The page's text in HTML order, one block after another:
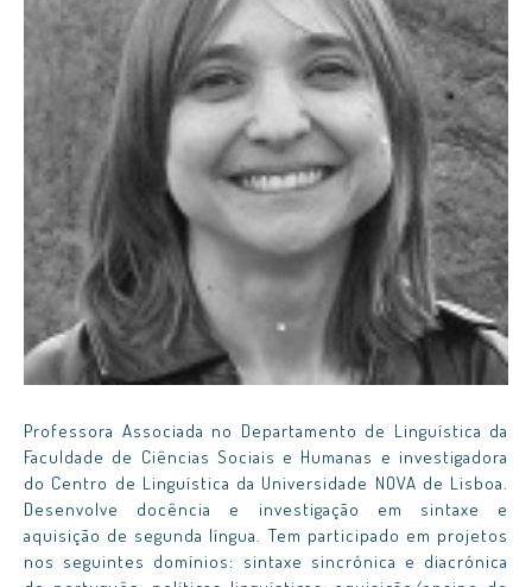
Professora Associada no Departamento de Linguística da
Faculdade de Ciências Sociais e Humanas e investigadora
do Centro de Linguística da Universidade NOVA de Lisboa.
Desenvolve docência e investigação em sintaxe e
aquisição de segunda língua. Tem participado em projetos
nos seguintes domínios: sintaxe sincrónica e diacrónica